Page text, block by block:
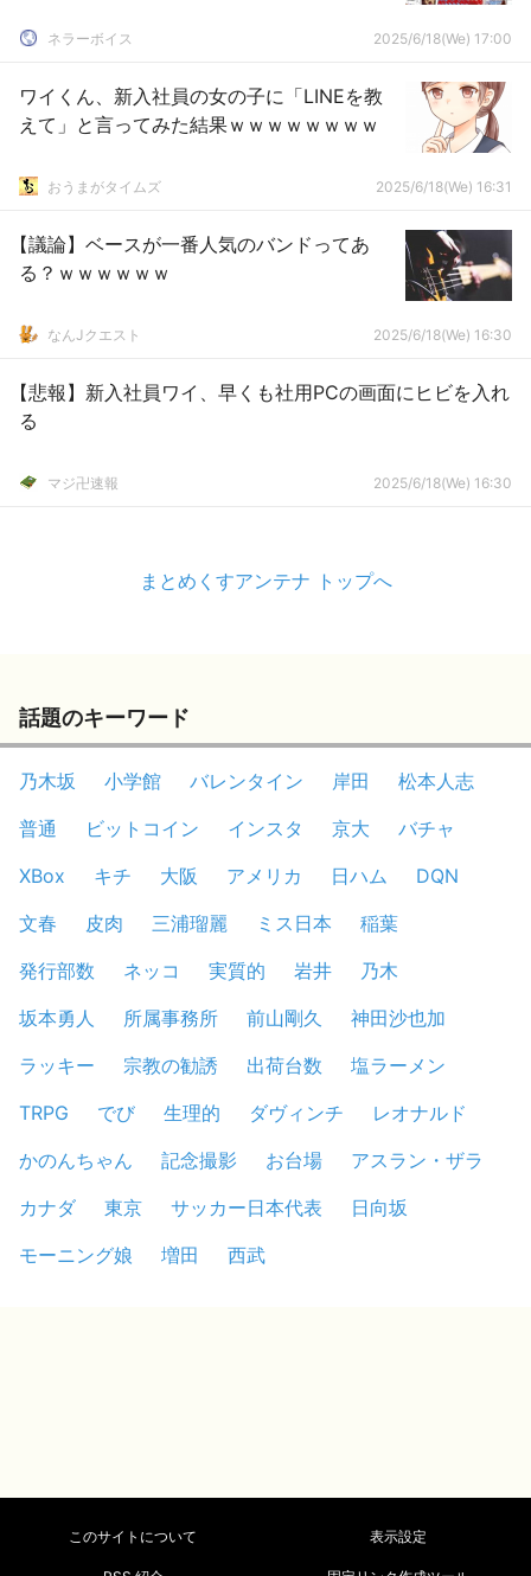
ネラーボイス 2025/6/18(We) 17:00
ワイくん、新入社員の女の子に「LINEを教
えて」と言ってみた結果ｗｗｗｗｗｗｗｗ
おうまがタイムズ 2025/6/18(We) 16:31
【議論】ベースが一番人気のバンドってあ
る？ｗｗｗｗｗｗ
なんJクエスト 2025/6/18(We) 16:30
【悲報】新入社員ワイ、早くも社用PCの画面にヒビを入れ
る
マジ卍速報 2025/6/18(We) 16:30
まとめくすアンテナ トップへ
話題のキーワード
乃木坂 小学館 バレンタイン 岸田
松本人志
普通
ビットコイン インスタ 京大
バチャ
XBox
キチ 大阪 アメリカ 日ハム
DQN
文春
皮肉 三浦瑠麗 ミス日本
稲葉
発行部数
ネッコ 実質的 岩井
乃木
坂本勇人
所属事務所 前山剛久
神田沙也加
ラッキー
宗教の勧誘 出荷台数
塩ラーメン
TRPG
でび 生理的 ダヴィンチ
レオナルド
かのんちゃん
記念撮影 お台場
アスラン・ザラ
カナダ
東京 サッカー日本代表
日向坂
モーニング娘
増田 西武
このサイトについて 表示設定